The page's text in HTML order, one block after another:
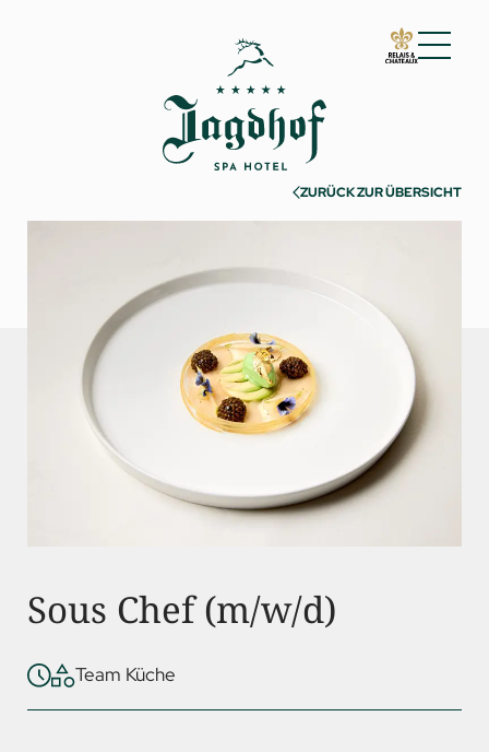
01 Der Jagdhof
02 Zimmer & Suiten
04 Spa & Fitness
06 Aktivitäten
Warme Jahreszeit
Kalte Jahreszeit
Must-sees
Erlebnisse
07 Events
ZURÜCK ZUR ÜBERSICHT
Sous Chef (m/w/d)
Team Küche